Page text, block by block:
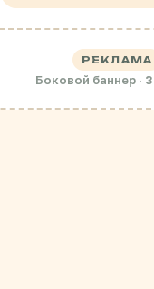
РЕКЛАМА
Боковой баннер ·